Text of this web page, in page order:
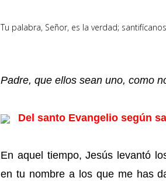
Tu palabra, Señor, es la verdad;
Padre, que ellos sean uno, como
Del santo Evangelio según
En aquel tiempo, Jesús levantó
en tu nombre a los que me has